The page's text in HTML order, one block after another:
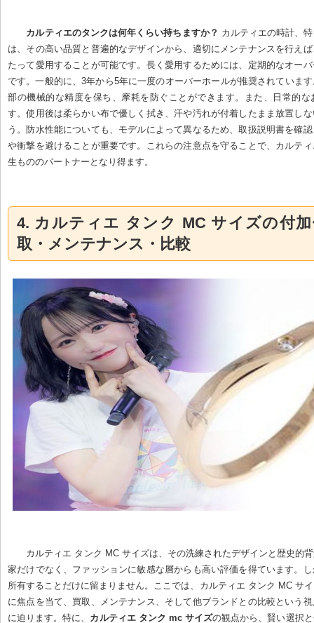
カルティエのタンクは何年くらい持ちますか？ カルティエの時計、
は、その高い品質と普遍的なデザインから、適切にメンテナンスを行え
たって愛用することが可能です。長く愛用するためには、定期的なオー
です。一般的に、3年から5年に一度のオーバーホールが推奨されていま
部の機械的な精度を保ち、摩耗を防ぐことができます。また、日常的な
す。使用後は柔らかい布で優しく拭き、汗や汚れが付着したまま放置し
う。防水性能についても、モデルによって異なるため、取扱説明書を確
や衝撃を避けることが重要です。これらの注意点を守ることで、カルテ
生もののパートナーとなり得ます。
4. カルティエ タンク MC サイズの付
取・メンテナンス・比較
カルティエ タンク MC サイズは、その洗練されたデザインと歴史的
家だけでなく、ファッションに敏感な層からも高い評価を得ています。
所有することだけに留まりません。ここでは、カルティエ タンク MC サ
に焦点を当て、買取、メンテナンス、そして他ブランドとの比較という
に迫ります。特に、 カルティエ タンク mc サイズの観点から、賢い選択